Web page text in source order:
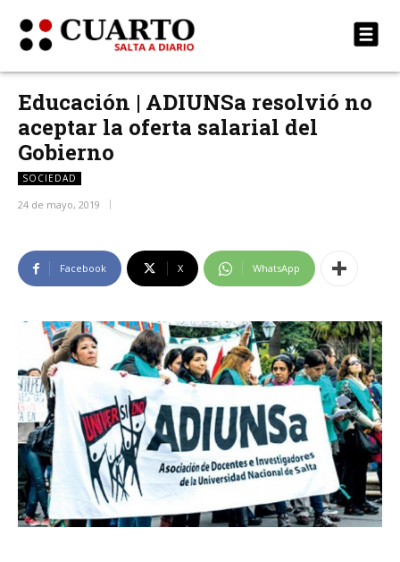
Educación | ADIUNSa resolvió no
aceptar la oferta salarial del
Gobierno
SOCIEDAD
24 de mayo, 2019
Facebook X WhatsApp